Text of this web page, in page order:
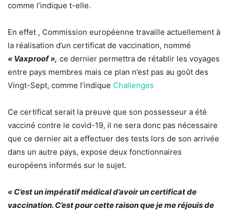
comme l’indique t-elle.
En effet , Commission européenne travaille actuellement à
la réalisation d’un certificat de vaccination, nommé
« Vaxproof », ce dernier permettra de rétablir les voyages
entre pays membres mais ce plan n’est pas au goût des
Vingt-Sept, comme l’indique Challenges
Ce certificat serait la preuve que son possesseur a été
vacciné contre le covid-19, il ne sera donc pas nécessaire
que ce dernier ait a effectuer des tests lors de son arrivée
dans un autre pays, expose deux fonctionnaires
européens informés sur le sujet.
« C’est un impératif médical d’avoir un certificat de
vaccination. C’est pour cette raison que je me réjouis de